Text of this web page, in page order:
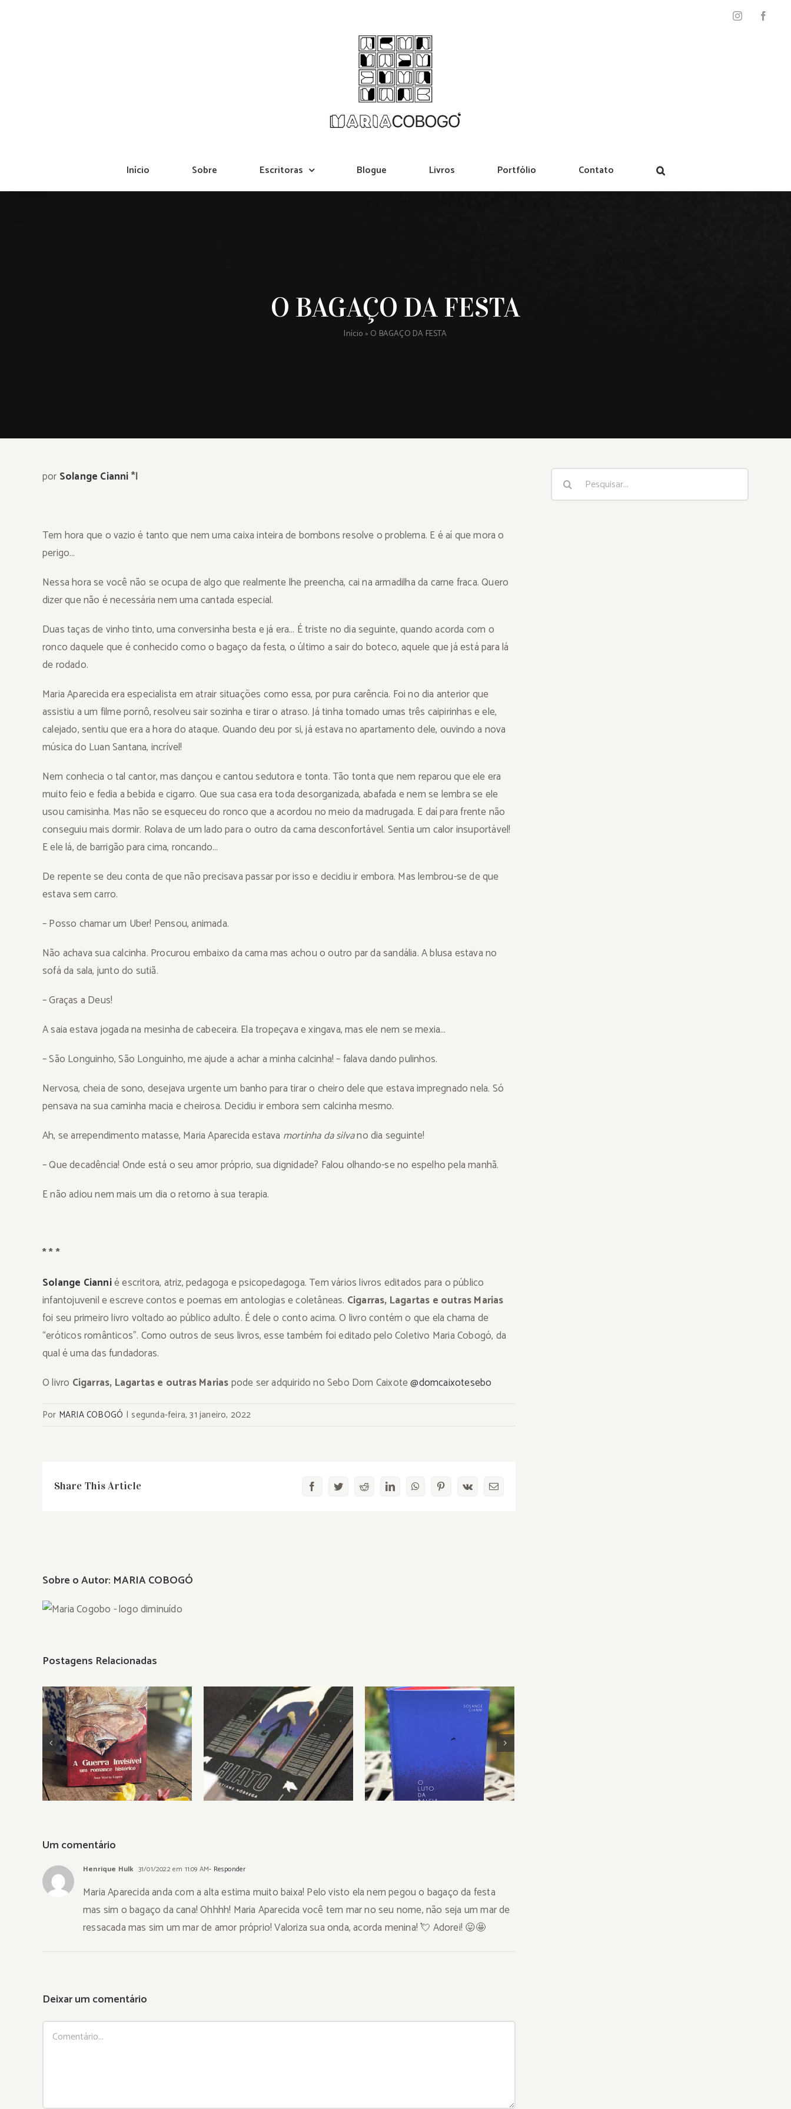
Início Sobre Escritoras Blogue Livros Portfólio Contato
O BAGAÇO DA FESTA
Início » O BAGAÇO DA FESTA
por Solange Cianni*|
Tem hora que o vazio é tanto que nem uma caixa inteira de bombons resolve o problema. E é aí que mora o
perigo…
Nessa hora se você não se ocupa de algo que realmente lhe preencha, cai na armadilha da carne fraca. Quero
dizer que não é necessária nem uma cantada especial.
Duas taças de vinho tinto, uma conversinha besta e já era… É triste no dia seguinte, quando acorda com o
ronco daquele que é conhecido como o bagaço da festa, o último a sair do boteco, aquele que já está para lá
de rodado.
Maria Aparecida era especialista em atrair situações como essa, por pura carência. Foi no dia anterior que
assistiu a um filme pornô, resolveu sair sozinha e tirar o atraso. Já tinha tomado umas três caipirinhas e ele,
calejado, sentiu que era a hora do ataque. Quando deu por si, já estava no apartamento dele, ouvindo a nova
música do Luan Santana, incrível!
Nem conhecia o tal cantor, mas dançou e cantou sedutora e tonta. Tão tonta que nem reparou que ele era
muito feio e fedia a bebida e cigarro. Que sua casa era toda desorganizada, abafada e nem se lembra se ele
usou camisinha. Mas não se esqueceu do ronco que a acordou no meio da madrugada. E daí para frente não
conseguiu mais dormir. Rolava de um lado para o outro da cama desconfortável. Sentia um calor insuportável!
E ele lá, de barrigão para cima, roncando…
De repente se deu conta de que não precisava passar por isso e decidiu ir embora. Mas lembrou-se de que
estava sem carro.
– Posso chamar um Uber! Pensou, animada.
Não achava sua calcinha. Procurou embaixo da cama mas achou o outro par da sandália. A blusa estava no
sofá da sala, junto do sutiã.
– Graças a Deus!
A saia estava jogada na mesinha de cabeceira. Ela tropeçava e xingava, mas ele nem se mexia…
– São Longuinho, São Longuinho, me ajude a achar a minha calcinha! – falava dando pulinhos.
Nervosa, cheia de sono, desejava urgente um banho para tirar o cheiro dele que estava impregnado nela. Só
pensava na sua caminha macia e cheirosa. Decidiu ir embora sem calcinha mesmo.
Ah, se arrependimento matasse, Maria Aparecida estava mortinha da silvano dia seguinte!
– Que decadência! Onde está o seu amor próprio, sua dignidade? Falou olhando-se no espelho pela manhã.
E não adiou nem mais um dia o retorno à sua terapia.
* * *
Solange Ciannié escritora, atriz, pedagoga e psicopedagoga. Tem vários livros editados para o público
infantojuvenil e escreve contos e poemas em antologias e coletâneas. Cigarras, Lagartas e outras Marias
foi seu primeiro livro voltado ao público adulto. É dele o conto acima. O livro contém o que ela chama de
“eróticos românticos”. Como outros de seus livros, esse também foi editado pelo Coletivo Maria Cobogó, da
qual é uma das fundadoras.
O livro Cigarras, Lagartas e outras Mariaspode ser adquirido no Sebo Dom Caixote@domcaixotesebo
Por MARIA COBOGÓ | segunda-feira, 31 janeiro, 2022
Share This Article FacebookTwitterRedditLinkedInWhatsAppPinterestVk
E-
Sobre o Autor: MARIA COBOGÓ
Postagens Relacionadas
Palavras com alma sobre
uma guerra desalmada
SOBRE UM CERTO
HIATO
“O Luto da Baleia”:
porque viver também é
das águas
Um comentário
Henrique Hulk 31/01/2022 em 11:09 AM- Responder
Maria Aparecida anda com a alta estima muito baixa! Pelo visto ela nem pegou o bagaço da festa
mas sim o bagaço da cana! Ohhhh! Maria Aparecida você tem mar no seu nome, não seja um mar de
ressacada mas sim um mar de amor próprio! Valoriza sua onda, acorda menina! 💘 Adorei! 😛🤩
Deixar um comentário
Comentário
Buscar
resultados